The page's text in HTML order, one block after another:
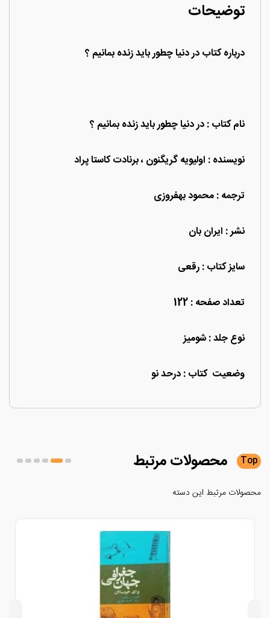
توضیحات
درباره کتاب در دنیا چطور باید زنده بمانیم ؟
نام کتاب : در دنیا چطور باید زنده بمانیم ؟
نویسنده : اولیویه گریگنون ، برنادت کاستا پراد
ترجمه : محمود بهفروزی
نشر : ایران بان
سایز کتاب : رقعی
تعداد صفحه : 122
نوع جلد : شومیز
وضعیت کتاب : درحد نو
محصولاتمرتبط
مرتبط این دسته